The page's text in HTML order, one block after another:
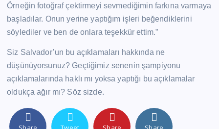
Örneğin fotoğraf çektirmeyi sevmediğimin farkına varmaya
başladılar. Onun yerine yaptığım işleri beğendiklerini
söylediler ve ben de onlara teşekkür ettim.”
Siz Salvador’un bu açıklamaları hakkında ne
düşünüyorsunuz? Geçtiğimiz senenin şampiyonu
açıklamalarında haklı mı yoksa yaptığı bu açıklamalar
oldukça ağır mı? Söz sizde.